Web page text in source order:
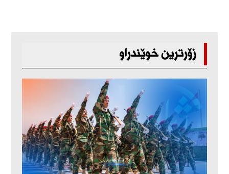
زۆرترین خوێندراو